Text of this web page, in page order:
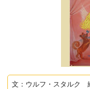
文：ウルフ・スタルク